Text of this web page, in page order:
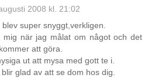
2008 kl. 21:02
super snyggt,verkligen.
mig när jag målat om något och det
att göra.
ut att mysa med gott te i.
glad av att se dom hos dig.